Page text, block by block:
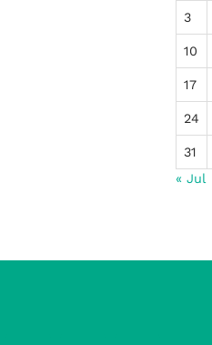
3
10
17
24
31
« Jul